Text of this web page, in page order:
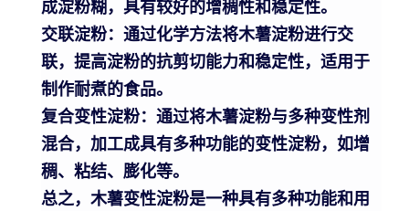
成淀粉糊，具有较好的增稠性和稳定性。
交联淀粉：通过化学方法将木薯淀粉进行交
联，提高淀粉的抗剪切能力和稳定性，适用于
制作耐煮的食品。
复合变性淀粉：通过将木薯淀粉与多种变性剂
混合，加工成具有多种功能的变性淀粉，如增
稠、粘结、膨化等。
总之，木薯变性淀粉是一种具有多种功能和用